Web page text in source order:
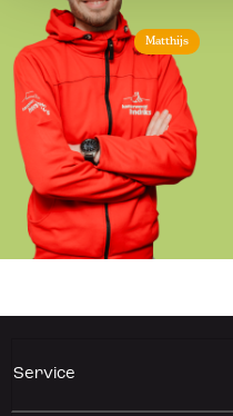
Matthijs
Service